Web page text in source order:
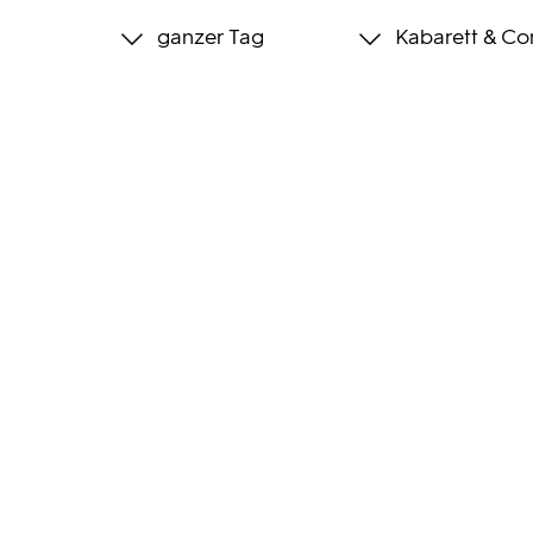
ganzer Tag Kabarett &